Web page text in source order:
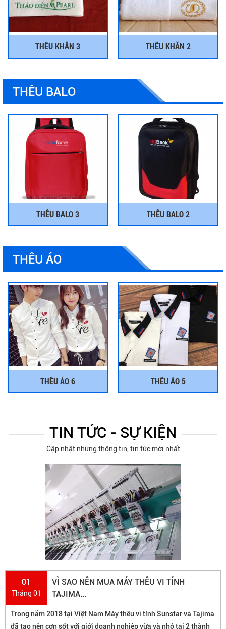
THÊU KHĂN 3 THÊU KHĂN 2
THÊU BALO
THÊU BALO 3 THÊU BALO 2
THÊU ÁO
THÊU ÁO 6 THÊU ÁO 5
TIN TỨC - SỰ KIỆN
Cập nhật những thông tin, tin tức mới nhất
01
Tháng 01
VÌ SAO NÊN MUA MÁY THÊU VI TÍNH
TAJIMA...
Trong năm 2018 tại Việt Nam Máy thêu vi tính Sunstar và Tajima
đã tạo nên cơn sốt với giới doanh nghiệp vừa và nhỏ tại 2 thành